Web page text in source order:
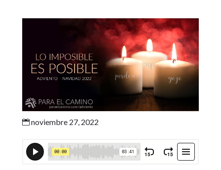
noviembre 27, 2022